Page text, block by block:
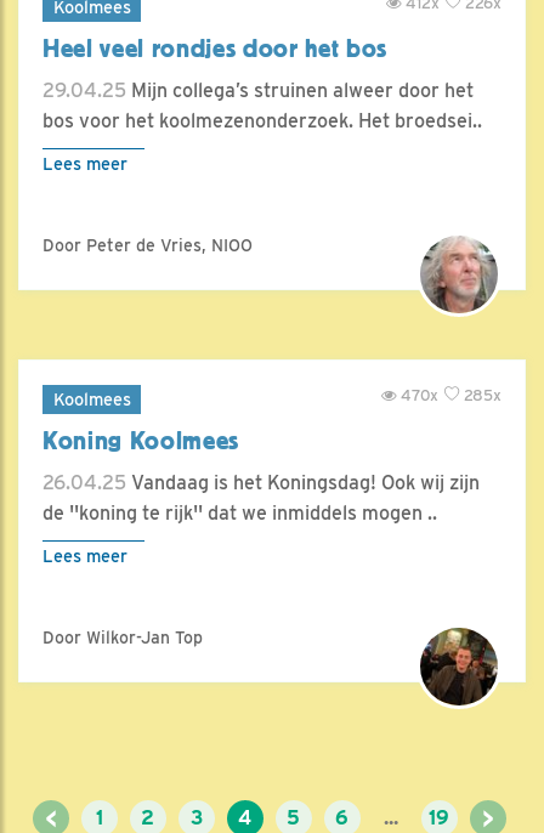
Koolmees
Heel veel rondjes door het bos
29.04.25 Mijn collega’s struinen alweer door het
bos voor het koolmezenonderzoek. Het broedsei..
Lees meer
Door Peter de Vries, NIOO
Koolmees 285x
470x
Koning Koolmees
26.04.25 Vandaag is het Koningsdag! Ook wij zijn
de ''koning te rijk'' dat we inmiddels mogen ..
Lees meer
Door Wilkor-Jan Top
< 1 2 3 4 5 6 ... 19 >